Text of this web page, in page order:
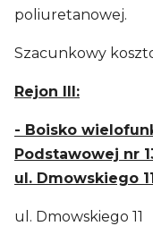
poliuretanowej.
Szacunkowy
Rejon III:
- Boisko
Podstawowej nr
ul. Dmowskiego
ul. Dmowskiego 11